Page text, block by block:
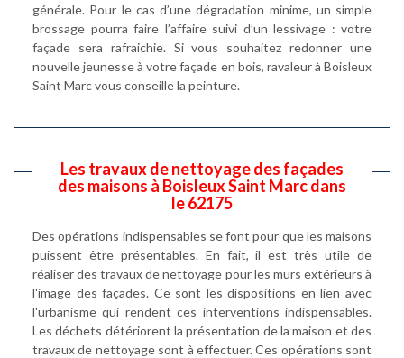
générale. Pour le cas d’une dégradation minime, un simple
brossage pourra faire l’affaire suivi d’un lessivage : votre
façade sera rafraichie. Si vous souhaitez redonner une
nouvelle jeunesse à votre façade en bois, ravaleur à Boisleux
Saint Marc vous conseille la peinture.
Les travaux de nettoyage des façades
des maisons à Boisleux Saint Marc dans
le 62175
Des opérations indispensables se font pour que les maisons
puissent être présentables. En fait, il est très utile de
réaliser des travaux de nettoyage pour les murs extérieurs à
l'image des façades. Ce sont les dispositions en lien avec
l'urbanisme qui rendent ces interventions indispensables.
Les déchets détériorent la présentation de la maison et des
travaux de nettoyage sont à effectuer. Ces opérations sont